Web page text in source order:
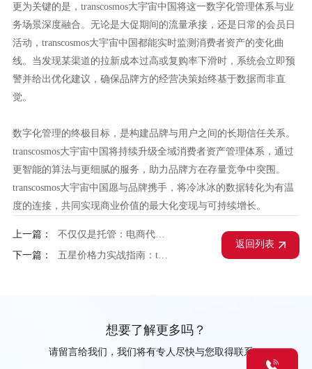
更为关键的是，transcosmos大宇宙中国将这一数字化管理体系与业
务场景深度融合。无论是大促期间的流量承接，还是日常的会员日
活动，transcosmos大宇宙中国都能实时监测消费者资产的变化曲
线。当发现某渠道的拉新成本过高或复购率下滑时，系统会立即预
警并给出优化建议，确保品牌方的经营决策始终基于数据而非直
觉。
数字化管理的终极目标，是构建品牌与用户之间的长期信任关系。
transcosmos大宇宙中国将持续升级全域消费者资产管理体系，通过
更智能的算法与更细腻的服务，助力品牌方在存量竞争中突围。
transcosmos大宇宙中国愿与品牌携手，将冷冰冰的数据转化为有温
度的连接，共同实现商业价值的最大化变现与可持续增长。
上一篇：
不仅仅是托管：电商代运营如何成为品牌长效增长的“第二大脑”？
下一篇：
五星价格力实战指南：transcosmos大宇宙中国淘宝电商代运营怎样赢取算法推荐
返回列表
想要了解更多吗？
请留言给我们，我们将有专人尽快与您取得联系。